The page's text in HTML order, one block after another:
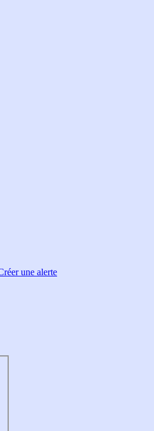
une alerte